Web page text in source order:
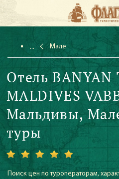
Мале
Отель BANYAN
MALDIVES
Мальдивы,
туры
Поиск цен по туроператорам,